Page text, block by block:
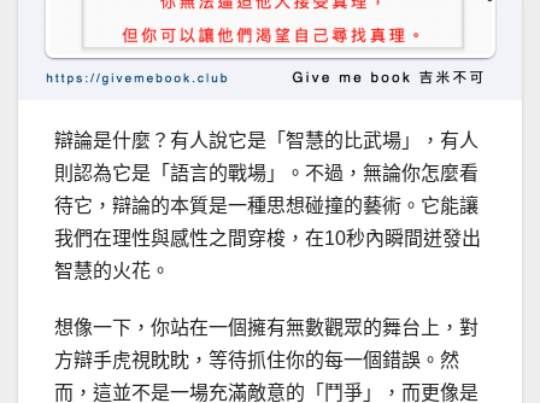
辯論是什麼？有人說它是「智慧的比武場」，有人
則認為它是「語言的戰場」。不過，無論你怎麼看
待它，辯論的本質是一種思想碰撞的藝術。它能讓
我們在理性與感性之間穿梭，在10秒內瞬間迸發出
智慧的火花。
想像一下，你站在一個擁有無數觀眾的舞台上，對
方辯手虎視眈眈，等待抓住你的每一個錯誤。然
而，這並不是一場充滿敵意的「鬥爭」，而更像是